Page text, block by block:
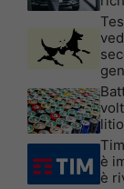
litio
è
è